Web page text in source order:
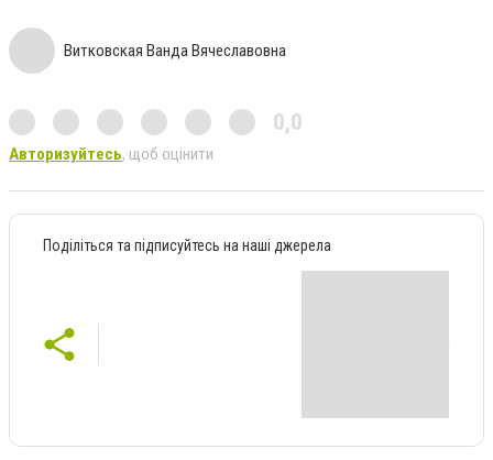
Витковская Ванда Вячеславовна
0,0
Авторизуйтесь, щоб оцінити
Поділіться та підписуйтесь на наші джерела